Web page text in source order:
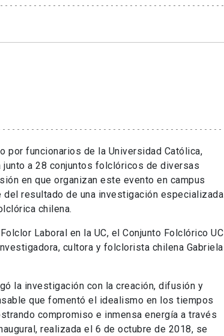
por funcionarios de la Universidad Católica,
junto a 28 conjuntos folclóricos de diversas
en que organizan este evento en campus
del resultado de una investigación especializada
chilena.
Laboral en la UC, el Conjunto Folclórico UC
cultora y folclorista chilena Gabriela
la investigación con la creación, difusión y
que fomentó el idealismo en los tiempos
compromiso e inmensa energía a través
realizada el 6 de octubre de 2018, se